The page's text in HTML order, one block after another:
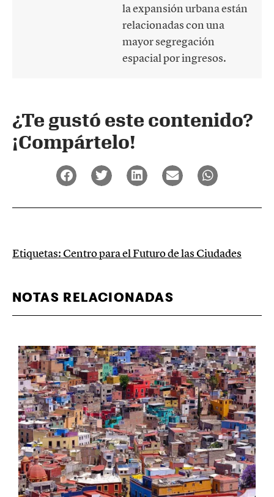
la expansión urbana están
relacionadas con una
mayor segregación
espacial por ingresos.
¿Te gustó este contenido?
¡Compártelo!
Etiquetas:Centro para el Futuro de las Ciudades
NOTAS RELACIONADAS